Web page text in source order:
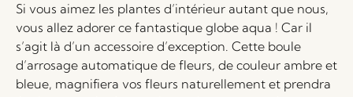
Si vous aimez les plantes d’intérieur autant que nous,
vous allez adorer ce fantastique globe aqua ! Car il
s’agit là d’un accessoire d’exception. Cette boule
d’arrosage automatique de fleurs, de couleur ambre et
bleue, magnifiera vos fleurs naturellement et prendra